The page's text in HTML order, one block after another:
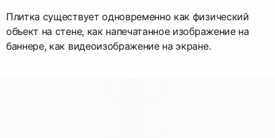
Плитка существует одновременно как физический
объект на стене, как напечатанное изображение на
баннере, как видеоизображение на экране.